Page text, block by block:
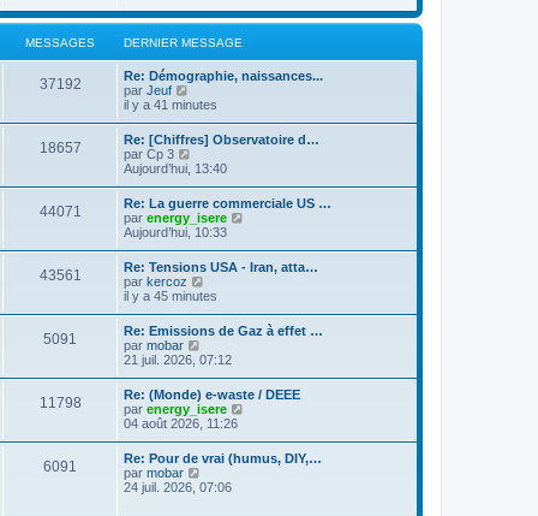
a
g
e
m
s
s
a
e
r
n
i
e
r
m
s
a
e
l
e
e
r
r
m
s
a
l
e
r
l
d
e
r
n
i
r
m
e
s
s
a
g
e
MESSAGES DERNIER MESSAGE
37192
Re: Démographie, naissances...
par Jeuf
o
u
l
t
e
r
l
e
d
e
r
n
i
e
r
m
e
s
s
a
g
il y a 41 minutes
18657
Re: [Chiffres] Observatoire d…
par Cp 3
o
u
l
e
r
l
e
d
e
r
n
i
e
r
m
e
s
s
a
g
e
Aujourd’hui, 13:40
44071
Re: La guerre commerciale US …
par energy_isere
s
u
e
r
d
e
r
e
r
Aujourd’hui, 10:33
43561
Re: Tensions USA - Iran, atta…
par kercoz
o
u
l
t
e
r
l
e
d
e
r
n
i
il y a 45 minutes
5091
Re: Emissions de Gaz à effet …
par mobar
o
u
l
t
e
r
e
21 juil. 2026, 07:12
11798
Re: (Monde) e-waste / DEEE
par energy_isere
u
04 août 2026, 11:26
6091
Re: Pour de vrai (humus, DIY,…
par mobar
o
24 juil. 2026, 07:06